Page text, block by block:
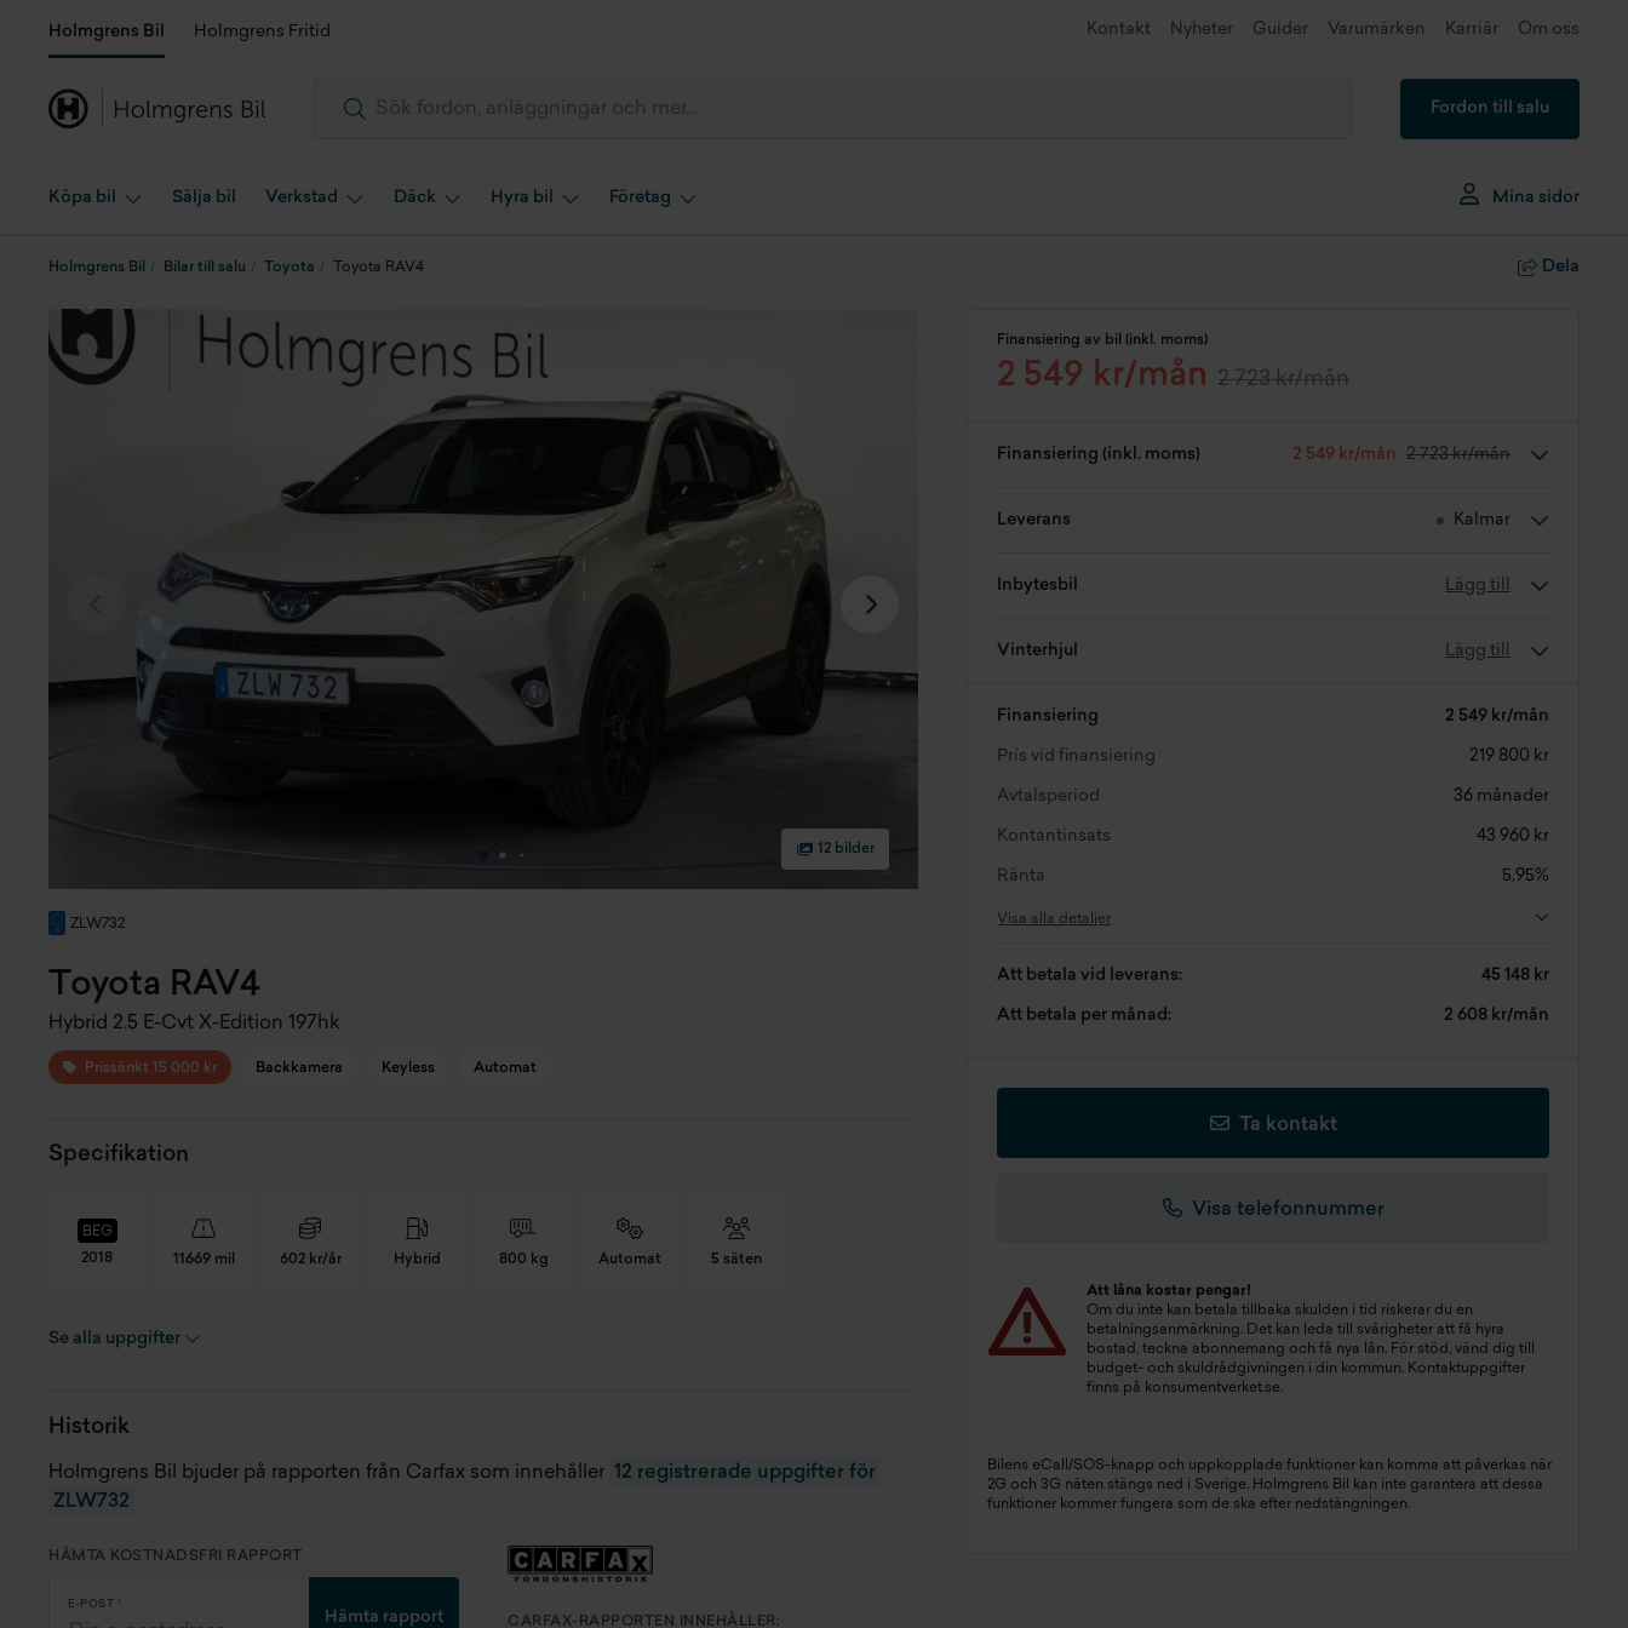
Holmgrens Bil Holmgrens Fritid Kontakt Nyheter Guider Varumärken Karriär Om oss
Fordon till salu
Köpa bil Sälja bil Verkstad Däck Hyra bil Företag Mina sidor
Holmgrens Bil Bilar till salu Toyota Toyota RAV4 Dela
12 bilder
ZLW732
Toyota RAV4
Hybrid 2.5 E-Cvt X-Edition 197hk
Prissänkt 15 000 kr Backkamera Keyless Automat
Specifikation
BEG
2018
11669 mil 602 kr/år Hybrid 800 kg Automat 5 säten
Chassinummer
Skick Begagnad
11669 mil
Produktionsmånad 201805
Senast besiktad
Se alla uppgifter
Historik
Holmgrens Bil bjuder på rapporten från Carfax som innehåller 12 registrerade uppgifter för
ZLW732
HÄMTA KOSTNADSFRI RAPPORT
E-POST
Hämta rapport CARFAX-RAPPORTEN INNEHÅLLER:
Finansiering av bil (inkl. moms)
2 549 kr/mån 2 723 kr/mån
Finansiering (inkl. moms) 2 549 kr/mån 2 723 kr/mån
Leverans Kalmar
Inbytesbil Lägg till
Vinterhjul Lägg till
Finansiering 2 549 kr/mån
Pris vid finansiering 219 800 kr
Avtalsperiod 36 månader
Kontantinsats 43 960 kr
Ränta 5,95%
Visa alla detaljer
Att betala vid leverans: 45 148 kr
Att betala per månad: 2 608 kr/mån
Ta kontakt
Visa telefonnummer
Att låna kostar pengar!
Om du inte kan betala tillbaka skulden i tid riskerar du en
betalningsanmärkning. Det kan leda till svårigheter att få hyra
bostad, teckna abonnemang och få nya lån. För stöd, vänd dig till
budget- och skuldrådgivningen i din kommun. Kontaktuppgifter
finns på konsumentverket.se.
Bilens eCall/SOS-knapp och uppkopplade funktioner kan komma att påverkas när
2G och 3G näten stängs ned i Sverige. Holmgrens Bil kan inte garantera att dessa
funktioner kommer fungera som de ska efter nedstängningen.